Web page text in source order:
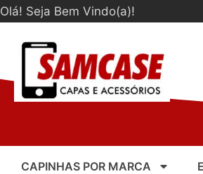
Olá! Seja Bem Vindo(a)!
CAPINHAS POR MARCA